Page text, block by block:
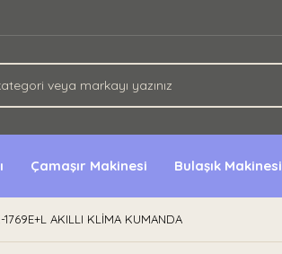
Çamaşır Makinesi Bulaşık Makinesi
1769E+L AKILLI KLİMA KUMANDA